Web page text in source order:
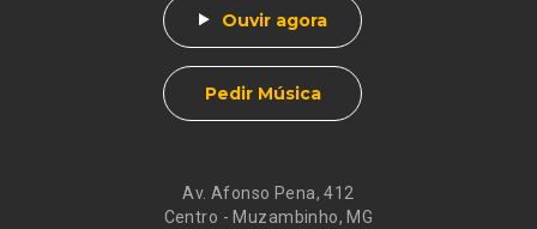
Av. Afonso Pena, 412
Centro - Muzambinho, MG
Ouvir agora
Pedir Música